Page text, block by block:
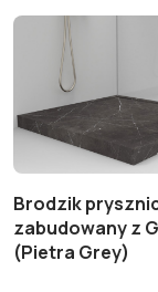
Brodzik
zabudowany z
(Pietra Grey)